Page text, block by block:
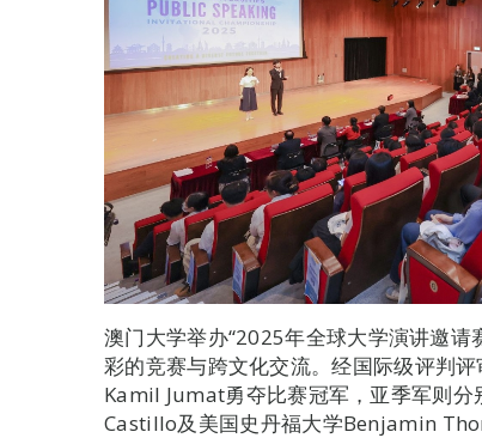
澳门大学举办“2025年全球大学演讲邀
彩的竞赛与跨文化交流。经国际级评判
Kamil Jumat勇夺比赛冠军，亚季军则
Castillo及美国史丹福大学Benjamin